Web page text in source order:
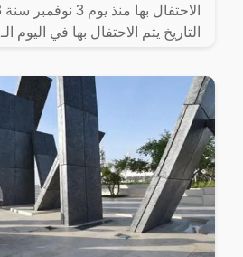
التاريخ يتم الاحتفال بها في اليوم الـ 3 من شهر